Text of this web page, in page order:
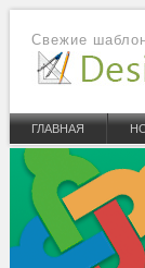
Свежие
ГЛАВНАЯ